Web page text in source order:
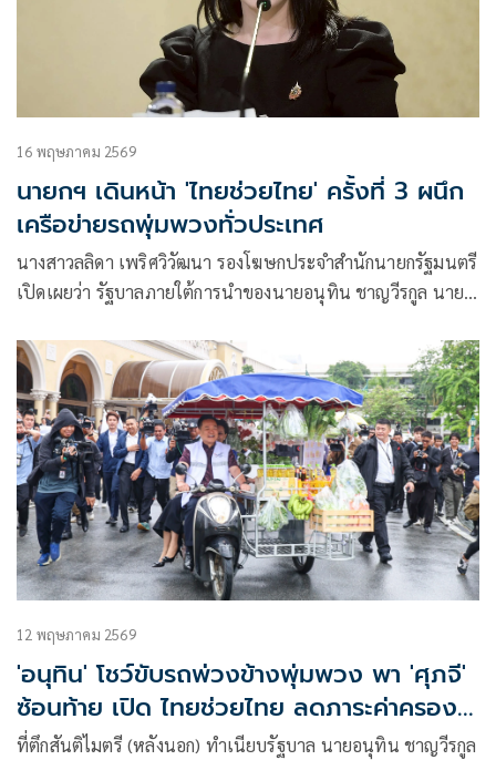
16 พฤษภาคม 2569
นายกฯ เดินหน้า 'ไทยช่วยไทย' ครั้งที่ 3 ผนึก
เครือข่ายรถพุ่มพวงทั่วประเทศ
นางสาวลลิดา เพริศวิวัฒนา รองโฆษกประจำสำนักนายกรัฐมนตรี
เปิดเผยว่า รัฐบาลภายใต้การนำของนายอนุทิน ชาญวีรกูล นายก
12 พฤษภาคม 2569
'อนุทิน' โชว์ขับรถพ่วงข้างพุ่มพวง พา 'ศุภจี'
ซ้อนท้าย เปิด ไทยช่วยไทย ลดภาระค่าครอง
ชีพ
ที่ตึกสันติไมตรี (หลังนอก) ทำเนียบรัฐบาล นายอนุทิน ชาญวีรกูล